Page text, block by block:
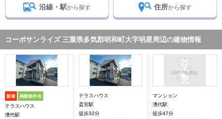
沿線・駅から探す 住所から探す
コーポサンライズ 三重県多気郡明和町大字明星周辺の建物情報
新着 掲載物件有
テラスハウス
漕代駅
テラスハウス
斎宮駅
徒歩32分
マンション
漕代駅
徒歩47分